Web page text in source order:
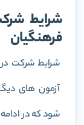
شرایط
فرهنگیان
آزمون های
شود که در